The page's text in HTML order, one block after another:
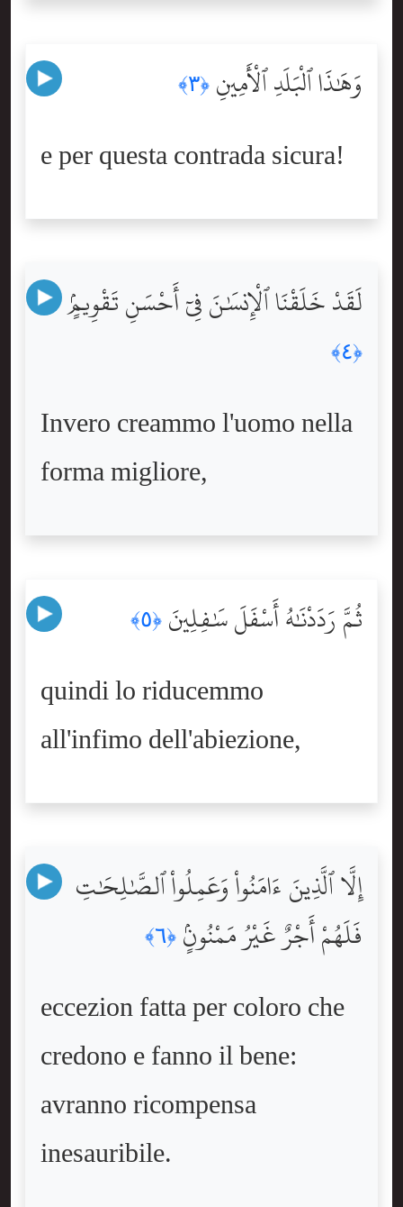
وَهَٰذَا ٱلْبَلَدِ ٱلْأَمِينِ ﴿٣﴾
e per questa contrada sicura!
لَقَدْ خَلَقْنَا ٱلْإِنسَٰنَ فِىٓ أَحْسَنِ تَقْوِيمٍۢ
﴿٤﴾
Invero creammo l'uomo nella
forma migliore,
ثُمَّ رَدَدْنَٰهُ أَسْفَلَ سَٰفِلِينَ ﴿٥﴾
quindi lo riducemmo
all'infimo dell'abiezione,
إِلَّا ٱلَّذِينَ ءَامَنُواْ وَعَمِلُواْ ٱلصَّٰلِحَٰتِ
فَلَهُمْ أَجْرٌ غَيْرُ مَمْنُونٍۢ ﴿٦﴾
eccezion fatta per coloro che
credono e fanno il bene:
avranno ricompensa
inesauribile.